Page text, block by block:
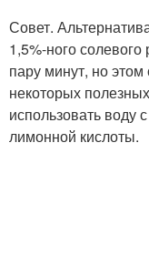
Совет.
1,5%-ного
пару минут, но
некоторых
использовать воду
лимонной кислоты.